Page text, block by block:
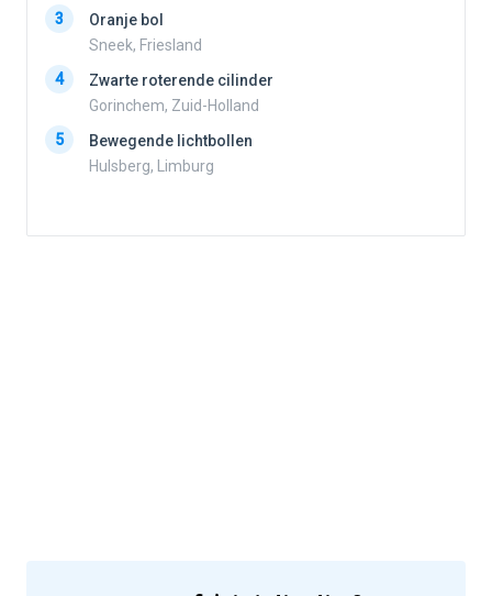
3
Oranje bol
Sneek, Friesland
4
Zwarte roterende cilinder
Gorinchem, Zuid-Holland
5
Bewegende lichtbollen
Hulsberg, Limburg